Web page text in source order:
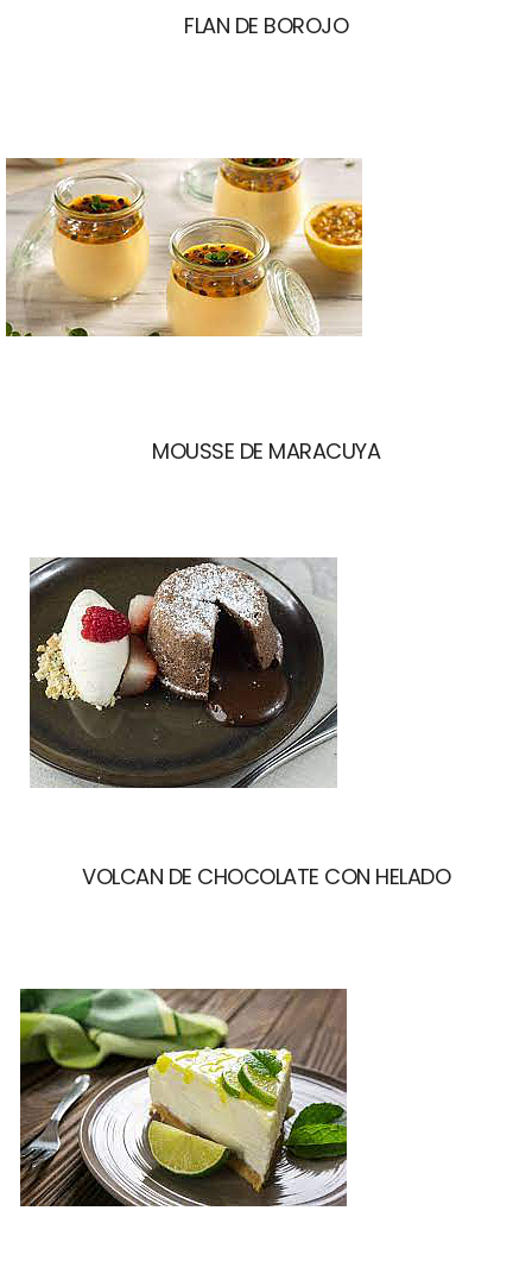
FLAN DE BOROJO
MOUSSE DE MARACUYA
VOLCAN DE CHOCOLATE CON HELADO